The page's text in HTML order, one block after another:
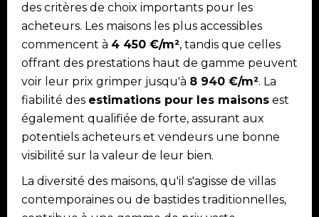
des critères de choix importants pour les
acheteurs. Les maisons les plus accessibles
commencent à 4 450 €/m², tandis que celles
offrant des prestations haut de gamme peuvent
voir leur prix grimper jusqu'à 8 940 €/m². La
fiabilité des estimations pour les maisons est
également qualifiée de forte, assurant aux
potentiels acheteurs et vendeurs une bonne
visibilité sur la valeur de leur bien.
La diversité des maisons, qu'il s'agisse de villas
contemporaines ou de bastides traditionnelles,